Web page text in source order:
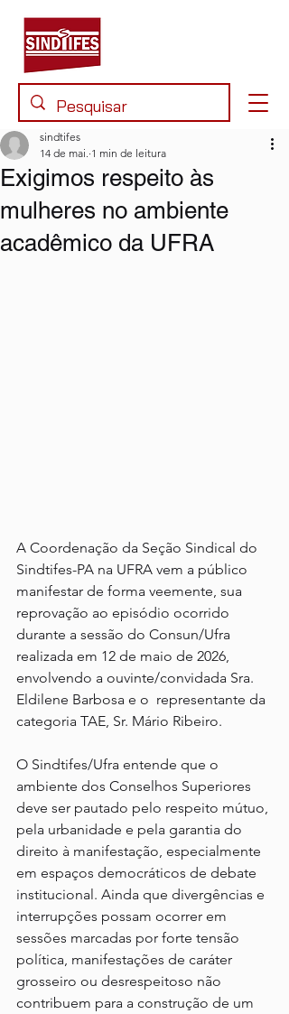
Exigimos respeito às
mulheres no ambiente
acadêmico da UFRA
sindtifes
14 de mai. 1 min de leitura
A Coordenação da Seção Sindical do
Sindtifes-PA na UFRA vem a público
manifestar de forma veemente, sua
reprovação ao episódio ocorrido
durante a sessão do Consun/Ufra
realizada em 12 de maio de 2026,
envolvendo a ouvinte/convidada Sra.
Eldilene Barbosa e o  representante da
categoria TAE, Sr. Mário Ribeiro.
O Sindtifes/Ufra entende que o
ambiente dos Conselhos Superiores
deve ser pautado pelo respeito mútuo,
pela urbanidade e pela garantia do
direito à manifestação, especialmente
em espaços democráticos de debate
institucional. Ainda que divergências e
interrupções possam ocorrer em
sessões marcadas por forte tensão
política, manifestações de caráter
grosseiro ou desrespeitoso não
contribuem para a construção de um